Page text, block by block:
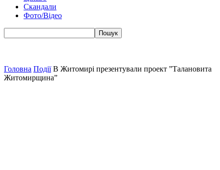
Скандали
Фото/Відео
Головна Події В Житомирі презентували проект ”Талановита
Житомирщина”